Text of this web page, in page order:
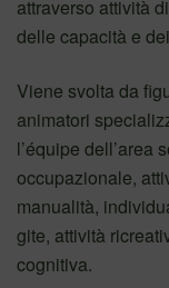
attraverso attività
delle capacità e
Viene svolta da
animatori
l’équipe dell’area
occupazionale,
manualità,
gite, attività
cognitiva.